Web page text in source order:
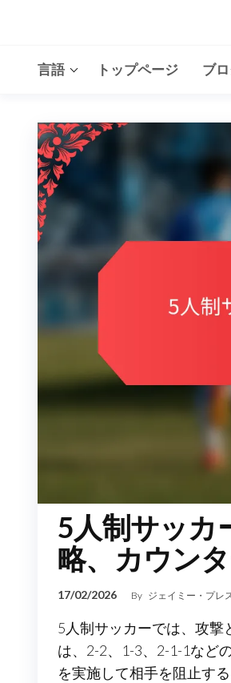
content言語 トップページ ブ
5人制サッカ
略、カウン
17/02/2026 By ジェイミー・プレ
5人制サッカーでは、攻
は、2-2、1-3、2-1-1など
を実施して相手を阻止す